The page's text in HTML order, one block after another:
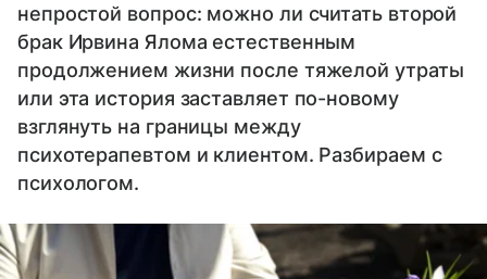
непростой вопрос: можно ли считать второй
брак Ирвина Ялома естественным
продолжением жизни после тяжелой утраты
или эта история заставляет по-новому
взглянуть на границы между
психотерапевтом и клиентом. Разбираем с
психологом.